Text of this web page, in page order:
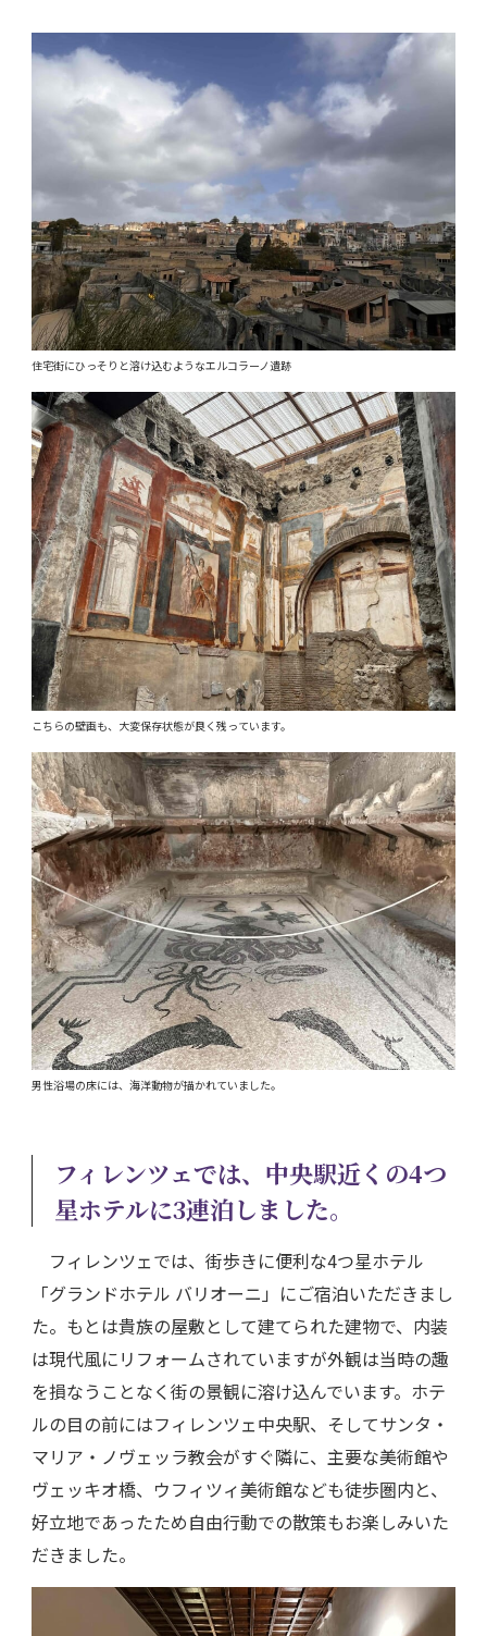
住宅街にひっそりと溶け込むようなエルコラーノ遺跡
こちらの壁画も、大変保存状態が良く残っています。
男性浴場の床には、海洋動物が描かれていました。
フィレンツェでは、中央駅近くの4つ
星ホテルに3連泊しました。
フィレンツェでは、街歩きに便利な4つ星ホテル
「グランドホテル バリオーニ」にご宿泊いただきまし
た。もとは貴族の屋敷として建てられた建物で、内装
は現代風にリフォームされていますが外観は当時の趣
を損なうことなく街の景観に溶け込んでいます。ホテ
ルの目の前にはフィレンツェ中央駅、そしてサンタ・
マリア・ノヴェッラ教会がすぐ隣に、主要な美術館や
ヴェッキオ橋、ウフィツィ美術館なども徒歩圏内と、
好立地であったため自由行動での散策もお楽しみいた
だきました。